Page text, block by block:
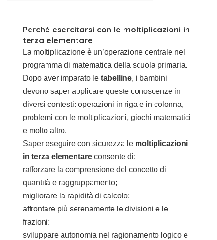
Perché esercitarsi con le moltiplicazioni in
terza elementare
La moltiplicazione è un’operazione centrale nel
programma di matematica della scuola primaria.
Dopo aver imparato le tabelline, i bambini
devono saper applicare queste conoscenze in
diversi contesti: operazioni in riga e in colonna,
problemi con le moltiplicazioni, giochi matematici
e molto altro.
Saper eseguire con sicurezza le moltiplicazioni
in terza elementare consente di:
rafforzare la comprensione del concetto di
quantità e raggruppamento;
migliorare la rapidità di calcolo;
affrontare più serenamente le divisioni e le
frazioni;
sviluppare autonomia nel ragionamento logico e